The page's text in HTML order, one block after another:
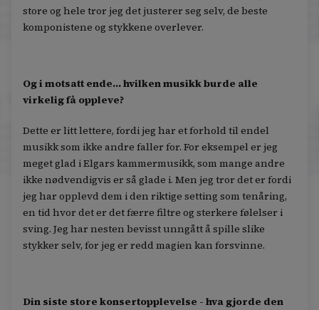
store og hele tror jeg det justerer seg selv, de beste
komponistene og stykkene overlever.
Og i motsatt ende… hvilken musikk burde alle
virkelig få oppleve?
Dette er litt lettere, fordi jeg har et forhold til endel
musikk som ikke andre faller for. For eksempel er jeg
meget glad i Elgars kammermusikk, som mange andre
ikke nødvendigvis er så glade i. Men jeg tror det er fordi
jeg har opplevd dem i den riktige setting som tenåring,
en tid hvor det er det færre filtre og sterkere følelser i
sving. Jeg har nesten bevisst unngått å spille slike
stykker selv, for jeg er redd magien kan forsvinne.
Din siste store konsertopplevelse - hva gjorde den